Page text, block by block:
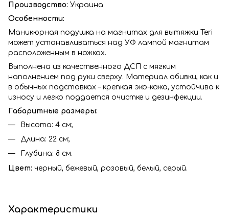
Производство: Украина
Особенности:
Маникюрная подушка на магнитах для вытяжки Teri
может устанавливаться над УФ лампой магнитам
расположенным в ножках.
Выполнена из качественного ДСП с мягким
наполнением под руки сверху. Материал обивки, как и
в обычных подставках – крепкая эко-кожа, устойчива к
износу и легко поддается очистке и дезинфекции.
Габаритные размеры:
Высота: 4 см;
Длина: 22 см;
Глубина: 8 см.
Цвет: черный, бежевый, розовый, белый, серый.
Характеристики